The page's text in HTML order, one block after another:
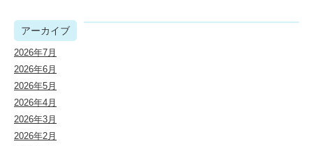
アーカイブ
2026年7月
2026年6月
2026年5月
2026年4月
2026年3月
2026年2月